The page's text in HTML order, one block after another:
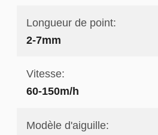
Longueur de point:
2-7mm
Vitesse:
60-150m/h
Modèle d'aiguille: